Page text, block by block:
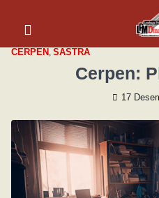
CERPEN, SASTRA
Cerpen:
17